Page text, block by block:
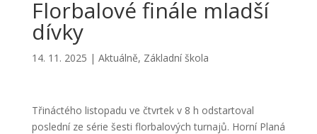
Florbalové finále mladší
dívky
14. 11. 2025 | Aktuálně, Základní škola
Třináctého listopadu ve čtvrtek v 8 h odstartoval
poslední ze série šesti florbalových turnajů. Horní Planá